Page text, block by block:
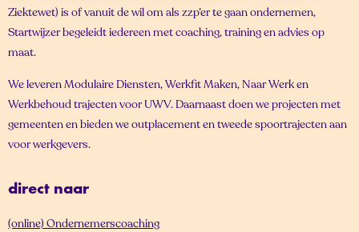
Ziektewet) is of vanuit de wil om als zzp’er te gaan ondernemen,
Startwijzer begeleidt iedereen met coaching, training en advies op
maat.
We leveren Modulaire Diensten, Werkfit Maken, Naar Werk en
Werkbehoud trajecten voor UWV. Daarnaast doen we projecten met
gemeenten en bieden we outplacement en tweede spoortrajecten aan
voor werkgevers.
direct naar
(online) Ondernemerscoaching